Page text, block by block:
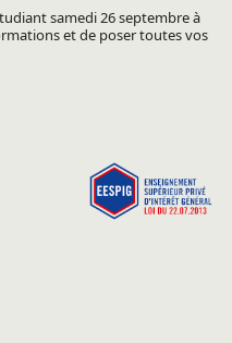
samedi 26 septembre à
et de poser toutes vos